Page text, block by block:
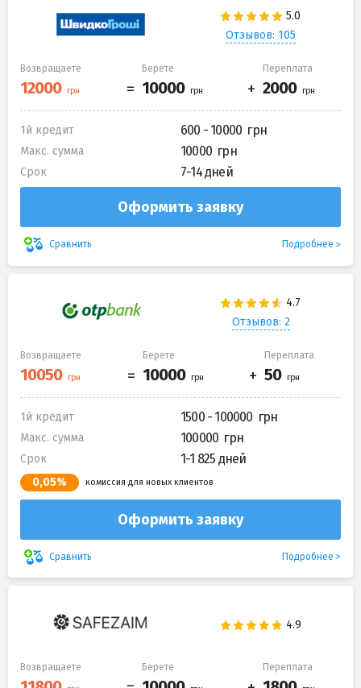
Отзывов: 105
Возвращаете Берете Переплата
1й кредит 600 - 10000
Макс. сумма 10000
Срок 7-14 дней
Оформить заявку
Сравнить Подробнее
Отзывов: 2
Возвращаете Берете Переплата
1й кредит 1500 - 100000
Макс. сумма 100000
Срок 1-1 825 дней
0,05% комиссия для новых клиентов
Оформить заявку
Сравнить Подробнее
Возвращаете Берете Переплата